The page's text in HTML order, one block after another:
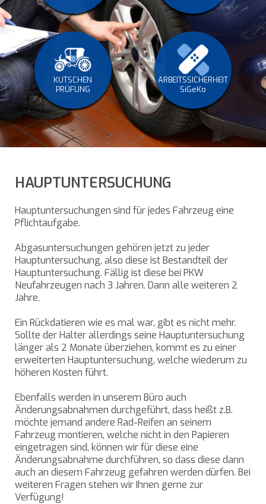
KUTSCHEN
PRÜFUNG
ARBEITSSICHERHEIT
SiGeKo
HAUPTUNTERSUCHUNG
Hauptuntersuchungen sind für jedes Fahrzeug eine
Pflichtaufgabe.
Abgasuntersuchungen gehören jetzt zu jeder
Hauptuntersuchung, also diese ist Bestandteil der
Hauptuntersuchung. Fällig ist diese bei PKW
Neufahrzeugen nach 3 Jahren. Dann alle weiteren 2
Jahre.
Ein Rückdatieren wie es mal war, gibt es nicht mehr.
Sollte der Halter allerdings seine Hauptuntersuchung
länger als 2 Monate überziehen, kommt es zu einer
erweiterten Hauptuntersuchung, welche wiederum zu
höheren Kosten führt.
Ebenfalls werden in unserem Büro auch
Änderungsabnahmen durchgeführt, dass heißt z.B.
möchte jemand andere Rad-Reifen an seinem
Fahrzeug montieren, welche nicht in den Papieren
eingetragen sind, können wir für diese eine
Änderungsabnahme durchführen, so dass diese dann
auch an diesem Fahrzeug gefahren werden dürfen. Bei
weiteren Fragen stehen wir Ihnen gerne zur
Verfügung!